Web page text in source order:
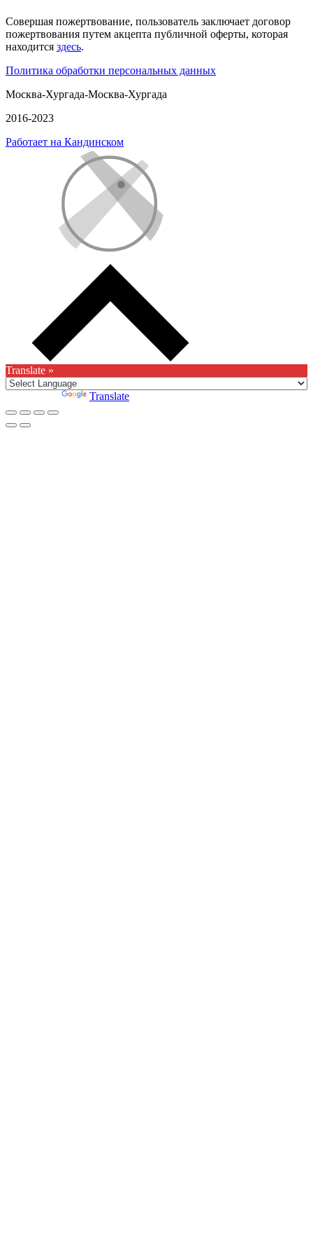
Совершая пожертвование, пользователь заключает договор
пожертвования путем акцепта публичной оферты, которая
находится здесь.
Политика обработки персональных данных
Москва-Хургада-Москва-Хургада
2016-2023
Работает на Кандинском
Translate »
Translate